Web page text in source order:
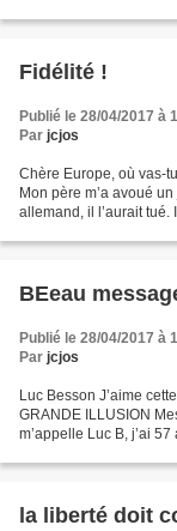
Fidélité !
Publié le 28/04/2017 à
Par jcjos
Chère Europe, où vas-
Mon père m’a avoué
allemand, il l’aurait tué.
BEeau
Publié le 28/04/2017 à
Par jcjos
Luc Besson J’aime
GRANDE ILLUSION
m’appelle Luc B, j’ai
la liberté doit